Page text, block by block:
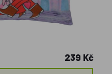
239 Kč